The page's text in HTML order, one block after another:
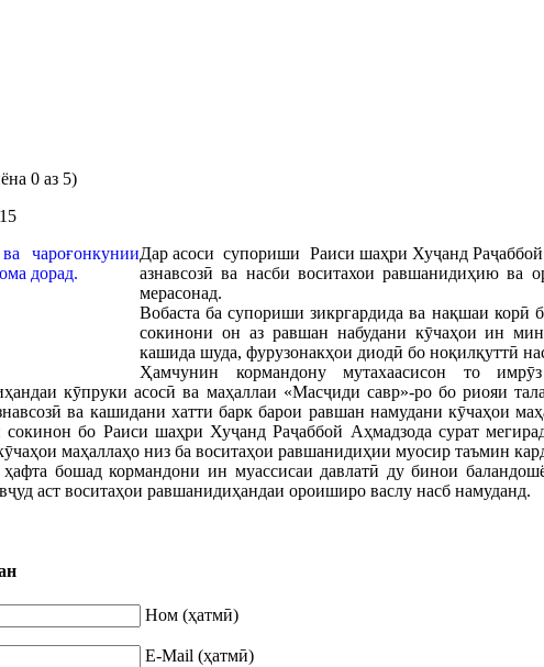
0 аз 5)
Дар асоси супориши Раиси шаҳри Хуҷанд
азнавсозӣ ва насби воситахои равшанидиҳию
мерасонад.
Вобаста ба супориши зикргардида ва нақшаи корӣ
сокинони он аз равшан набудани кӯчаҳои ин
кашида шуда, фурузонакҳои диодӣ бо ноқилқуттӣ
Ҳамчунин кормандону мутахаасисон то
кӯпруки асосӣ ва маҳаллаи «Масҷиди савр»-ро бо риояи
ва кашидани хатти барк барои равшан намудани кӯчаҳои
сокинон бо Раиси шаҳри Хуҷанд Раҷаббой Аҳмадзода сурат
маҳаллаҳо низ ба воситаҳои равшанидиҳии муосир таъмин
бошад кормандони ин муассисаи давлатӣ ду бинои
аст воситаҳои равшанидиҳандаи ороиширо васлу насб намуданд.
Ном (ҳатмӣ)
E-Mail (ҳатмӣ)